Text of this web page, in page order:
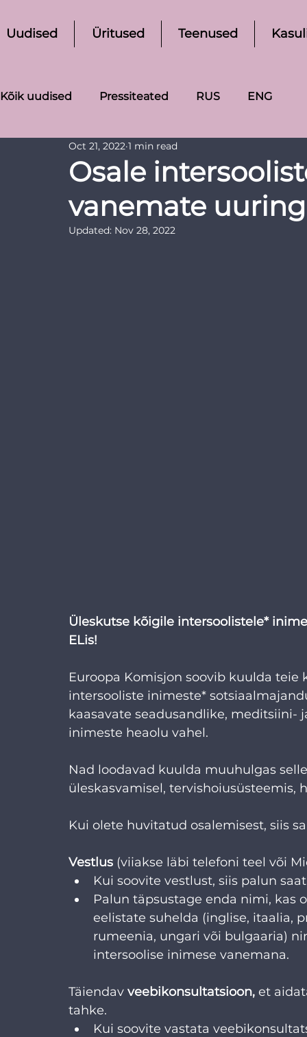
Uudised Üritused Teenused
Kõik uudised Pressiteated RUS ENG
Osale
vanemate
Oct 21, 2022 1 min read
Updated: Nov 28, 2022
Üleskutse kõigile intersoolistele*
ELis!
Euroopa Komisjon soovib kuulda
intersooliste inimeste*
kaasavate seadusandlike,
inimeste heaolu vahel.
Nad loodavad kuulda muuhulgas
üleskasvamisel, tervishoiusüsteemis,
Kui olete huvitatud osalemisest, siis
Vestlus (viiakse läbi telefoni teel või
Kui soovite vestlust, siis palun
Palun täpsustage enda nimi, kas
eelistate suhelda (inglise, itaalia,
rumeenia, ungari või bulgaaria)
intersoolise inimese vanemana.
Täiendav veebikonsultatsioon, et
tahke.
Kui soovite vastata